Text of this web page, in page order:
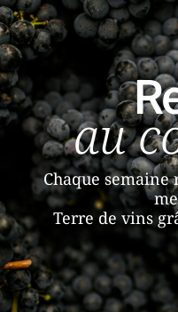
au
Chaque
Terre de vins